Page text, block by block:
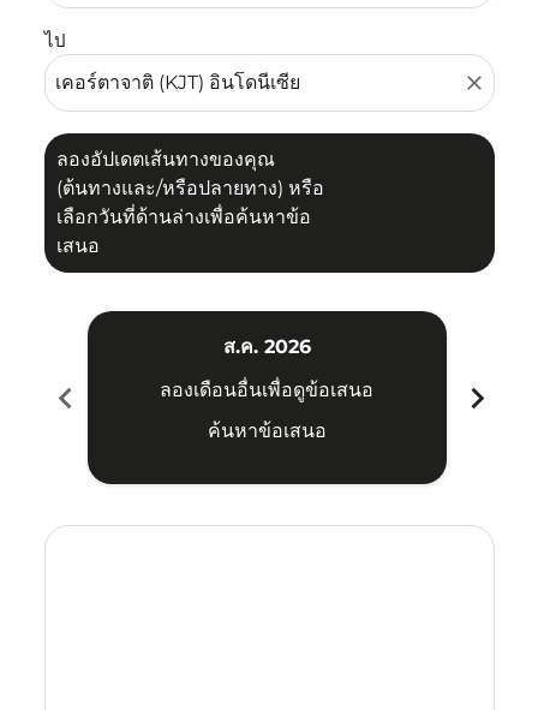
ไป
close
ลองอัปเดตเส้นทางของคุณ
(ต้นทางและ/หรือปลายทาง) หรือ
เลือกวันที่ด้านล่างเพื่อค้นหาข้อ
เสนอ
chevron_left
ส.ค. 2026
ลองเดือนอื่นเพื่อดูข้อเสนอ
ค้นหาข้อเสนอ
chevron_right